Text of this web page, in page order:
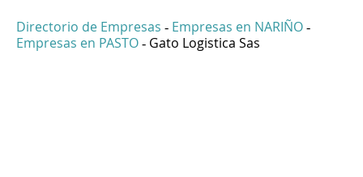
Directorio de Empresas - Empresas en NARIÑO -
Empresas en PASTO - Gato Logistica Sas